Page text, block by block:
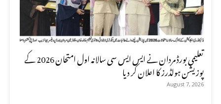
تعلیمی بورڈ مردان نے ایس ایس سی سالانہ اول امتحان 2026 کے
پوزیشن ہولڈرز کا اعلان کر دیا
August 7, 2026